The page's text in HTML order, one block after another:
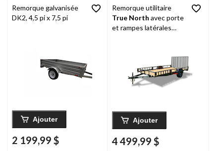
Remorque galvanisée
DK2, 4,5 pi x 7,5 pi
Ajouter
2 199,99 $
Remorque utilitaire
True North avec porte
et rampes latérales
Ajouter
4 499,99 $